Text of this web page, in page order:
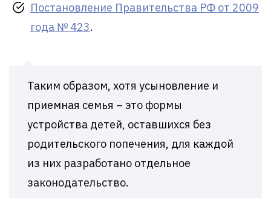
Постановление Правительства РФ от 2009
года № 423.
Таким образом, хотя усыновление и
приемная семья – это формы
устройства детей, оставшихся без
родительского попечения, для каждой
из них разработано отдельное
законодательство.